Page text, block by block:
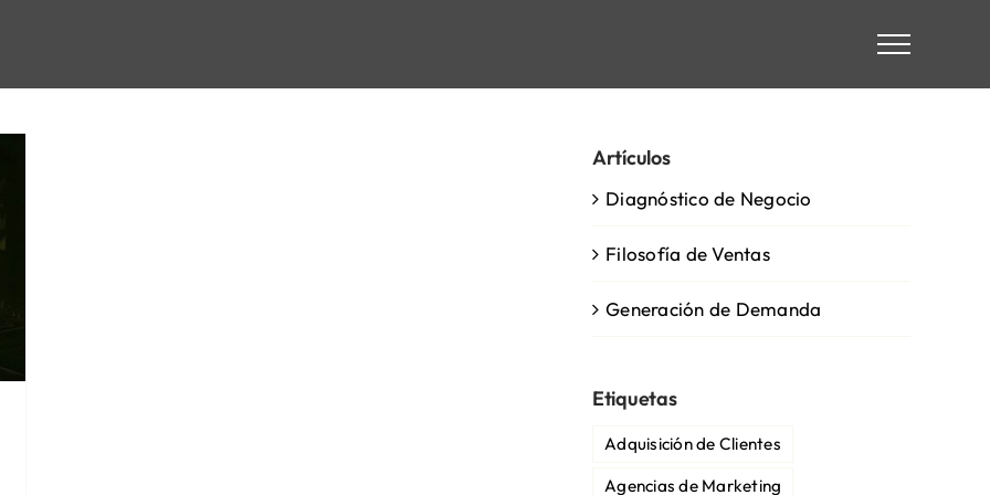
Artículos
Diagnóstico de Negocio
Filosofía de Ventas
Generación de Demanda
Etiquetas
Adquisición de Clientes
Agencias de Marketing